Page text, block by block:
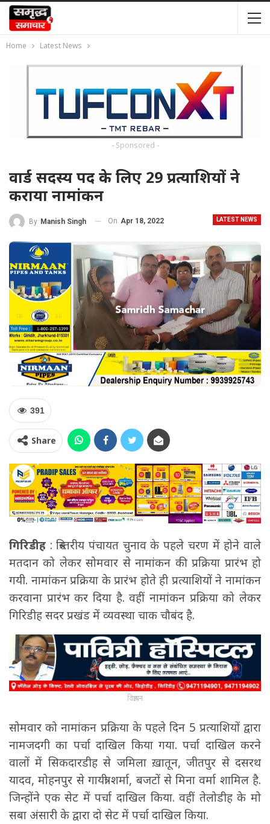
Home Latest News
- Sponsored -
वार्ड सदस्य पद के लिए 29 प्रत्याशियों ने
कराया नामांकन
LATEST NEWS
By Manish Singh On Apr 18, 2022
391
Share
गिरिडीह : त्रिस्तरीय पंचायत चुनाव के पहले चरण में होने वाले
मतदान को लेकर सोमवार से नामांकन की प्रक्रिया प्रारंभ हो
गयी. नामांकन प्रक्रिया के प्रारंभ होते ही प्रत्याशियों ने नामांकन
करवाना प्रारंभ कर दिया है. वहीं नामांकन प्रक्रिया को लेकर
गिरिडीह सदर प्रखंड में व्यवस्था चाक चौबंद है.
विज्ञापन
सोमवार को नामांकन प्रक्रिया के पहले दिन 5 प्रत्याशियों द्वारा
नामजदगी का पर्चा दाखिल किया गया. पर्चा दाखिल करने
वालों में सिकदारडीह से जमिला ख़ातून, जीतपुर से दसरथ
यादव, मोहनपुर से गायत्री शर्मा, बजटों से मिना वर्मा शामिल है.
जिन्होंने एक सेट में पर्चा दाखिल किया. वहीं तेलोडीह के मो
सबा अंसारी के द्वारा दो सेट में पर्चा दाखिल किया.